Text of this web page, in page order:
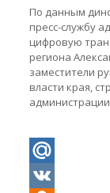
По данным
пресс-службу
цифровую
региона
заместители
власти края,
Mail.Ru